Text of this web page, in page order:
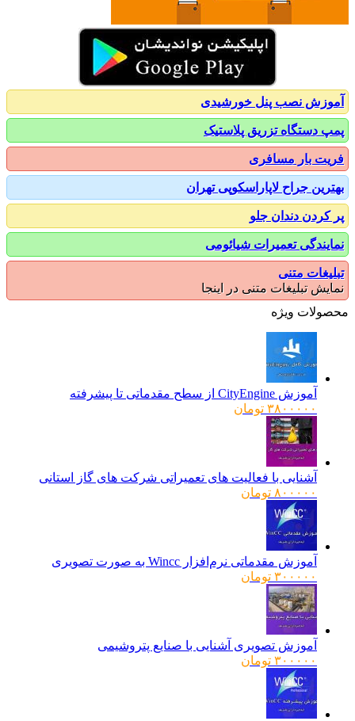
نصب پنل خورشیدی
دستگاه تزریق پلاستیک
بار مسافری
جراح لاپاراسکوپی تهران
دندان جلو
تعمیرات شیائومی
متنی
تبلیغات متنی در اینجا
ویژه
آموزش CityEngine از سطح مقدماتی تا پیشرفته
۳۸۰۰۰۰۰ تومان
آشنایی با فعالیت های تعمیراتی شرکت های گاز استانی
۸۰۰۰۰۰ تومان
آموزش مقدماتی نرم‌افزار Wincc به صورت تصویری
۳۰۰۰۰۰ تومان
آموزش تصویری آشنایی با صنایع پتروشیمی
۳۰۰۰۰۰ تومان